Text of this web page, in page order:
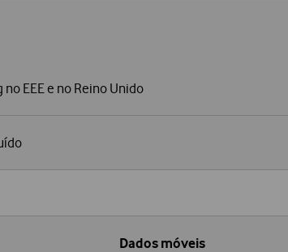
EEE e no Reino Unido
Dados móveis